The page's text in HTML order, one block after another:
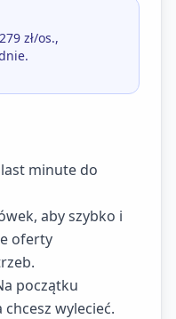
zł/os.,
minute do
aby szybko i
oferty
początku
wylecieć.